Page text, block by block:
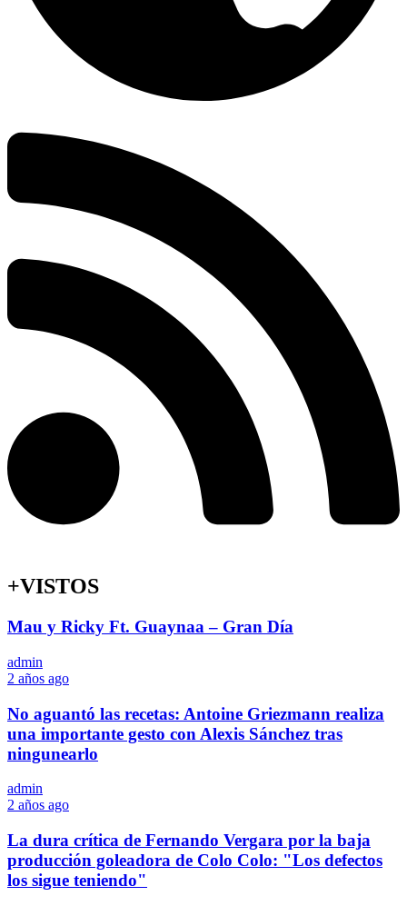
+VISTOS
Mau y Ricky Ft. Guaynaa – Gran Día
admin
2 años ago
No aguantó las recetas: Antoine Griezmann realiza
una importante gesto con Alexis Sánchez tras
ningunearlo
admin
2 años ago
La dura crítica de Fernando Vergara por la baja
producción goleadora de Colo Colo: "Los defectos
los sigue teniendo"